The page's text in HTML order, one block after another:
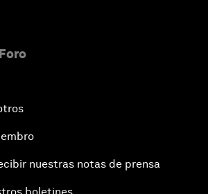
nuestras notas de prensa